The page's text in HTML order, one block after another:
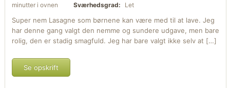
minutter i ovnen
Sværhedsgrad: Let
Super nem Lasagne som børnene kan være med til at lave. Jeg
har denne gang valgt den nemme og sundere udgave, men bare
rolig, den er stadig smagfuld. Jeg har bare valgt ikke selv at […]
Se opskrift